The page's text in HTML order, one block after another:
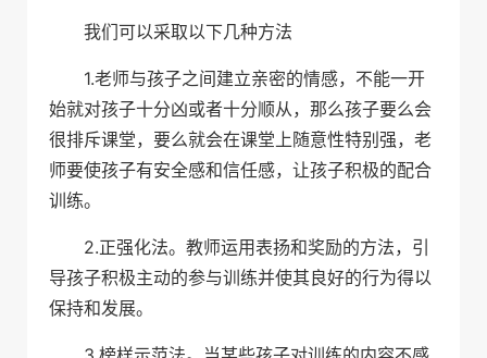
我们可以采取以下几种方法
1.老师与孩子之间建立亲密的情感，不能一开
始就对孩子十分凶或者十分顺从，那么孩子要么会
很排斥课堂，要么就会在课堂上随意性特别强，老
师要使孩子有安全感和信任感，让孩子积极的配合
训练。
2.正强化法。教师运用表扬和奖励的方法，引
导孩子积极主动的参与训练并使其良好的行为得以
保持和发展。